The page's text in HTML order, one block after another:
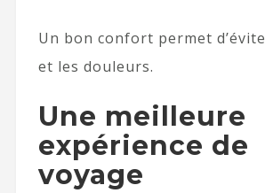
Un bon confort permet
et les douleurs.
Une meilleure
expérience de
voyage